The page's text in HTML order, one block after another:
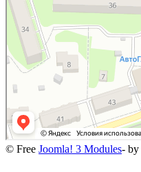
© Free Joomla! 3 Modules- by